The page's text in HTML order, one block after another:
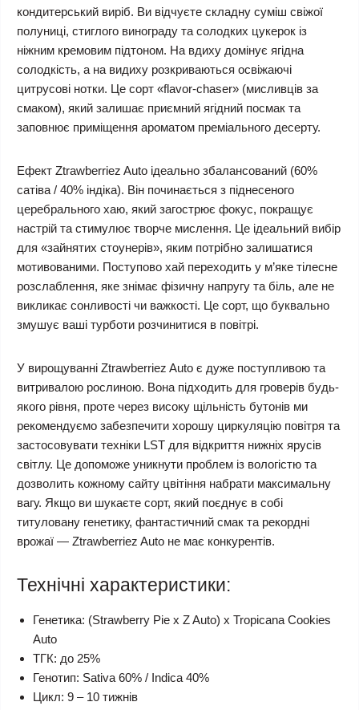
кондитерський виріб. Ви відчуєте складну суміш свіжої
полуниці, стиглого винограду та солодких цукерок із
ніжним кремовим підтоном. На вдиху домінує ягідна
солодкість, а на видиху розкриваються освіжаючі
цитрусові нотки. Це сорт «flavor-chaser» (мисливців за
смаком), який залишає приємний ягідний посмак та
заповнює приміщення ароматом преміального десерту.
Ефект Ztrawberriez Auto ідеально збалансований (60%
сатіва / 40% індіка). Він починається з піднесеного
церебрального хаю, який загострює фокус, покращує
настрій та стимулює творче мислення. Це ідеальний вибір
для «зайнятих стоунерів», яким потрібно залишатися
мотивованими. Поступово хай переходить у м’яке тілесне
розслаблення, яке знімає фізичну напругу та біль, але не
викликає сонливості чи важкості. Це сорт, що буквально
змушує ваші турботи розчинитися в повітрі.
У вирощуванні Ztrawberriez Auto є дуже поступливою та
витривалою рослиною. Вона підходить для гроверів будь-
якого рівня, проте через високу щільність бутонів ми
рекомендуємо забезпечити хорошу циркуляцію повітря та
застосовувати техніки LST для відкриття нижніх ярусів
світлу. Це допоможе уникнути проблем із вологістю та
дозволить кожному сайту цвітіння набрати максимальну
вагу. Якщо ви шукаєте сорт, який поєднує в собі
титуловану генетику, фантастичний смак та рекордні
врожаї — Ztrawberriez Auto не має конкурентів.
Технічні характеристики:
Генетика: (Strawberry Pie x Z Auto) x Tropicana Cookies
Auto
ТГК: до 25%
Генотип: Sativa 60% / Indica 40%
Цикл: 9 – 10 тижнів